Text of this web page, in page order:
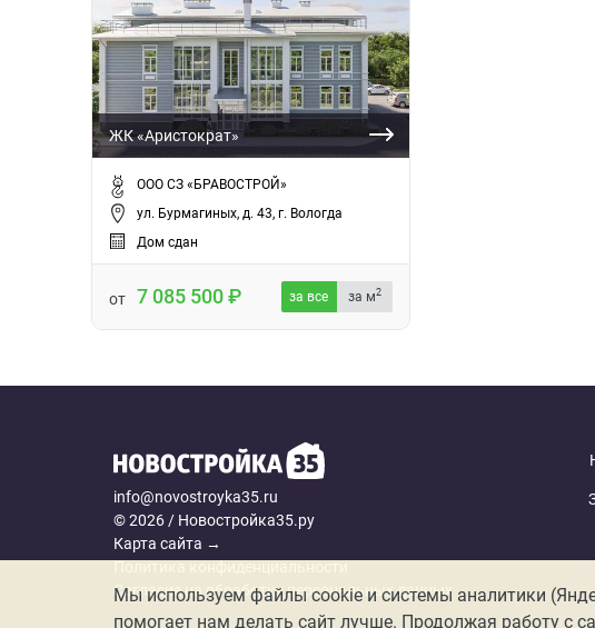
ЖК «Аристократ»
ООО СЗ «БРАВОСТРОЙ»
ул. Бурмагиных, д. 43, г. Вологда
Дом сдан
от 7 085 500 за все за м2
info@novostroyka35.ru
© 2026 / Новостройка35.ру
Карта сайта →
Согласие на обработку персональных данных
Мы используем файлы cookie и системы аналитики
помогает нам делать сайт лучше. Продолжая работу с